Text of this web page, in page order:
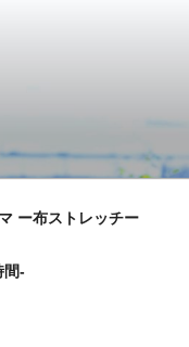
ー布ストレッチー
間-